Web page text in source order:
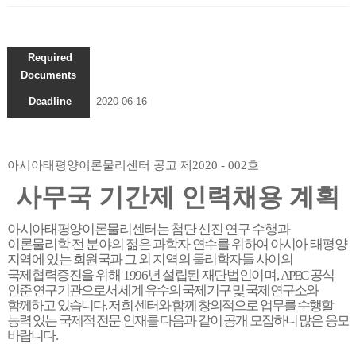
Required
Documents
Deadline 2020-06-16
아시아태평양이론물리센터 공고 제 2020 - 002호
사무국 기간제 인력채용 계획
아시아태평양이론물리센터는 첨단 신진 연구 수행과
이론물리학 전 분야의 젊은 과학자 연수를위하여 아시아 태평양
지역에 있는 회원국과 그 외 지역의 물리학자들 사이의
국제협력증진을 위해 1996년 설립된 재단법인이며,APEC공식
인준 연구기관으로서 세계 유수의 국제기구 및 국제연구소와
함께하고 있습니다.저희 센터와 함께 창의적으로 업무를 수행할
능력 있는 국제적 전문 인재를 다음과 같이 공개 모집하니 많은 응모
바랍니다.